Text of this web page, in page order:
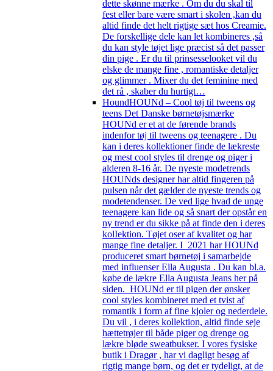
dette skønne mærke . Om du du skal til
fest eller bare være smart i skolen ,kan du
altid finde det helt rigtige sæt hos Creamie.
De forskellige dele kan let kombineres ,så
du kan style tøjet lige præcist så det passer
din pige . Er du til prinsesselooket vil du
elske de mange fine , romantiske detaljer
og glimmer . Mixer du det feminine med
det rå , skaber du hurtigt…
HoundHOUNd – Cool tøj til tweens og
teens Det Danske børnetøjsmærke
HOUNd er et at de førende brands
indenfor tøj til tweens og teenagere . Du
kan i deres kollektioner finde de lækreste
og mest cool styles til drenge og piger i
alderen 8-16 år. De nyeste modetrends
HOUNds designer har altid fingeren på
pulsen når det gælder de nyeste trends og
modetendenser. De ved lige hvad de unge
teenagere kan lide og så snart der opstår en
ny trend er du sikke på at finde den i deres
kolIektion. Tøjet oser af kvalitet og har
mange fine detaljer. I 2021 har HOUNd
produceret smart børnetøj i samarbejde
med influenser Ella Augusta . Du kan bl.a.
købe de lækre Ella Augusta Jeans her på
siden. HOUNd er til pigen der ønsker
cool styles kombineret med et tvist af
romantik i form af fine kjoler og nederdele.
Du vil , i deres kollektion, altid finde seje
hættetrøjer til både piger og drenge og
lækre bløde sweatbukser. I vores fysiske
butik i Dragør , har vi dagligt besøg af
rigtig mange børn, og det er tydeligt, at de